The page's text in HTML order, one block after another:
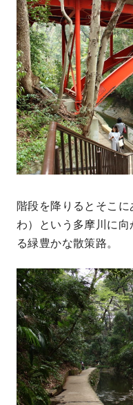
階段を降りるとそこ
わ）という多摩川に
る緑豊かな散策路。